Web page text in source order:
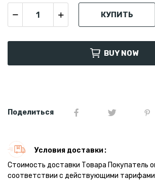
КУПИТЬ
BUY NOW
Поделиться
Условия доставки
Стоимость доставки Товара Покупатель
соответствии с действующими